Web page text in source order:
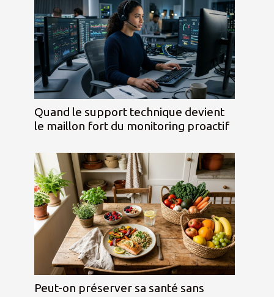
Quand le support technique devient
le maillon fort du monitoring proactif
Peut-on préserver sa santé sans